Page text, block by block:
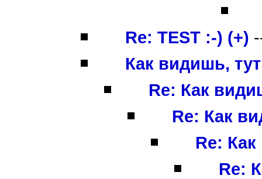
Re: TEST :-) (+)
Как видишь,
Re: Как
Re: Как
Re:
Re: